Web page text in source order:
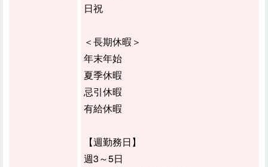
日祝
＜長期休暇＞
年末年始
夏季休暇
忌引休暇
有給休暇
【週勤務日】
週3～5日